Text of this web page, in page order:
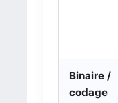
Binaire /
codage